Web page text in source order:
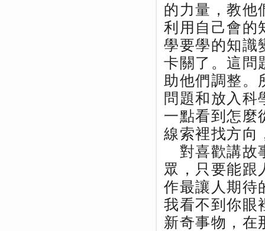
的力量，教他
利用自己會的
學要學的知識
卡關了。這問
助他們調整。
問題和放入科
一點看到怎麼
線索裡找方向
對喜歡講故
眾，只要能跟
作最讓人期待
我看不到你眼
新奇事物，在